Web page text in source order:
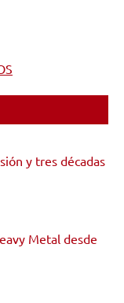
y tres décadas
Metal desde